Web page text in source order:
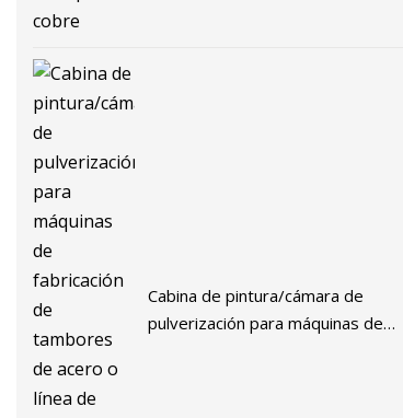
Cabina de pintura/cámara de
pulverización para máquinas de